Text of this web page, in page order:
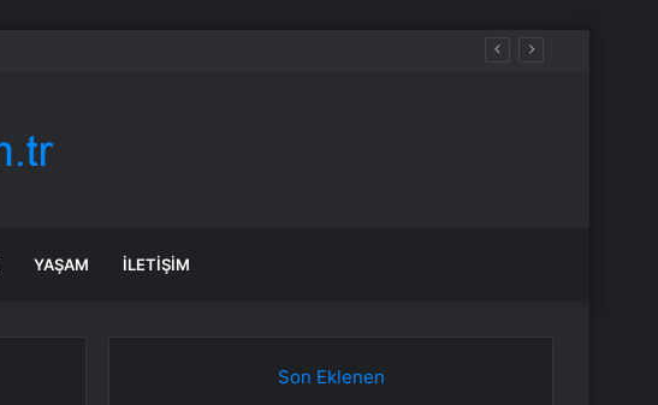
YAŞAM İLETIŞIM
Son Eklenen